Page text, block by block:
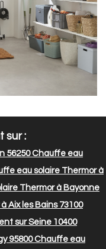
sur :
56250Chauffe eau
eau solaire Thermor à
Thermor à Bayonne
Aix les Bains 73100
sur Seine 10400
95800Chauffe eau